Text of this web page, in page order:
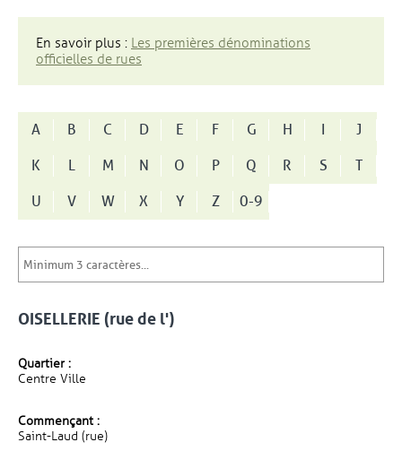
En savoir plus : Les premières dénominations
officielles de rues
A B C D E F G H I
J
K
L M N O P Q R S
T
U
V W X Y Z 0-9
OISELLERIE (rue de l')
Quartier :
Centre Ville
Commençant :
Saint-Laud (rue)